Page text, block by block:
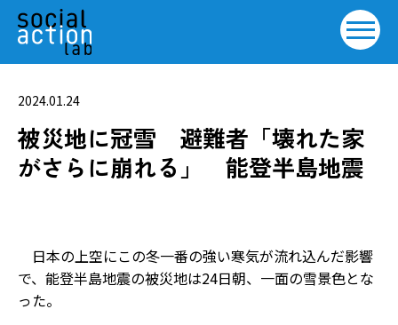
2024.01.24
被災地に冠雪 避難者「壊れた家
がさらに崩れる」 能登半島地震
日本の上空にこの冬一番の強い寒気が流れ込んだ影響
で、能登半島地震の被災地は24日朝、一面の雪景色とな
った。